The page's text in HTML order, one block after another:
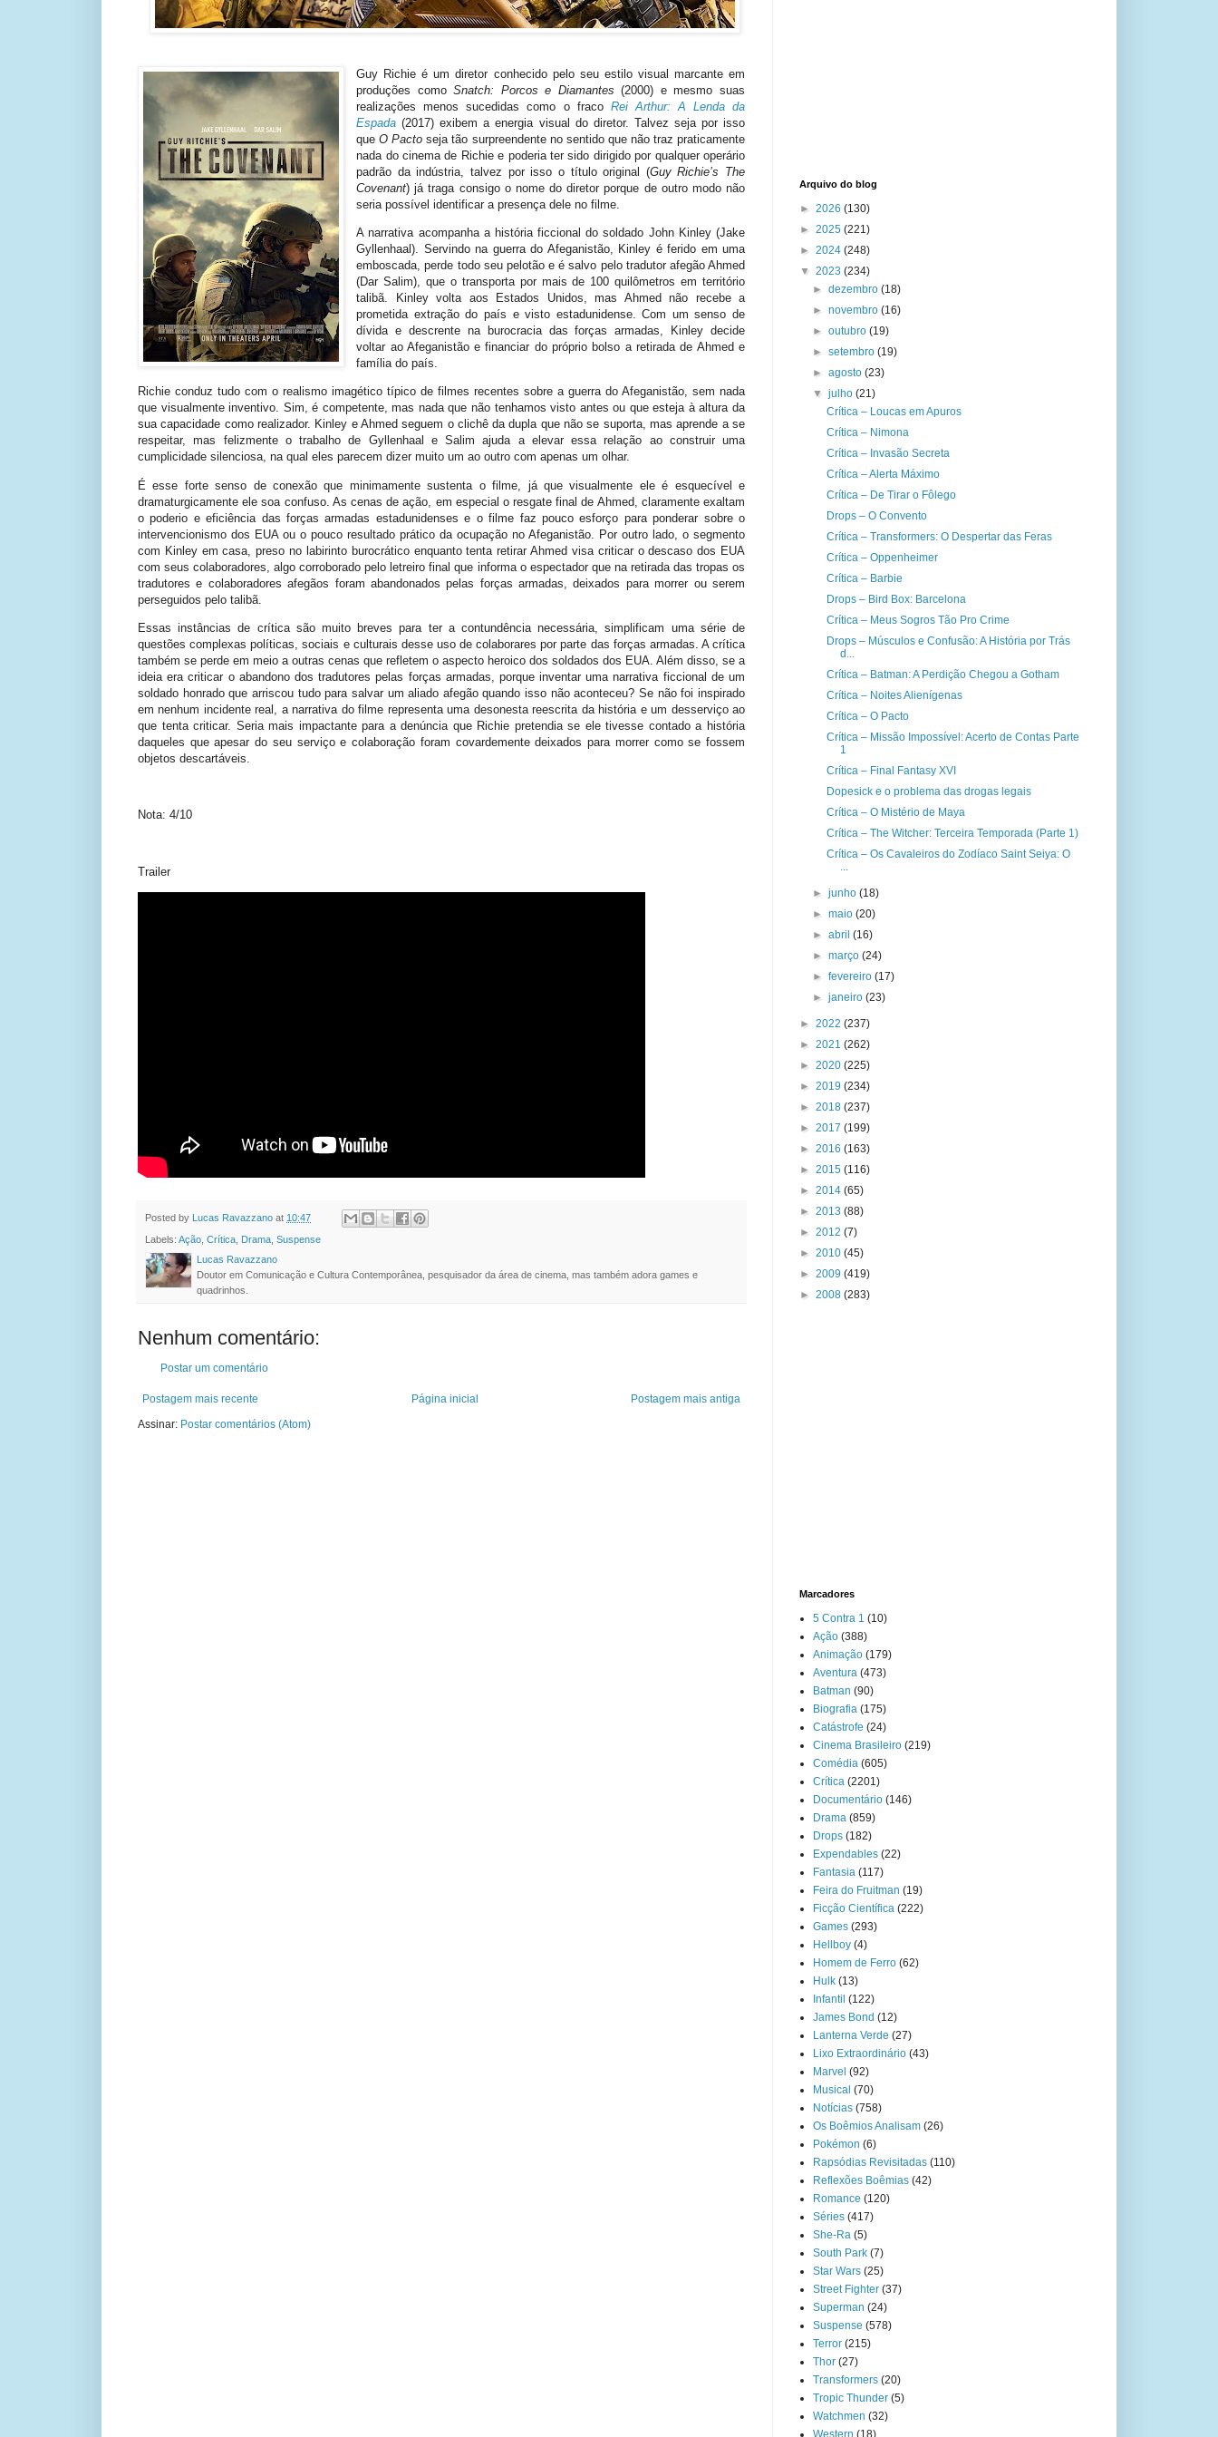
Guy Richie é um diretor conhecido pelo seu estilo visual marcante em
produções comoSnatch: Porcos e Diamantes(2000) e mesmo suas
realizações menos sucedidas como o fraco Rei Arthur: A Lenda da
Espada (2017) exibem a energia visual do diretor. Talvez seja por isso
queO Pactoseja tão surpreendente no sentido que não traz praticamente
nada do cinema de Richie e poderia ter sido dirigido por qualquer operário
padrão da indústria, talvez por isso o título original (Guy Richie’s The
Covenant) já traga consigo o nome do diretor porque de outro modo não
seria possível identificar a presença dele no filme.
A narrativa acompanha a história ficcional do soldado John Kinley (Jake
Gyllenhaal). Servindo na guerra do Afeganistão, Kinley é ferido em uma
emboscada, perde todo seu pelotão e é salvo pelo tradutor afegão Ahmed
(Dar Salim), que o transporta por mais de 100 quilômetros em território
talibã. Kinley volta aos Estados Unidos, mas Ahmed não recebe a
prometida extração do país e visto estadunidense. Com um senso de
dívida e descrente na burocracia das forças armadas, Kinley decide
voltar ao Afeganistão e financiar do próprio bolso a retirada de Ahmed e
família do país.
Richie conduz tudo com o realismo imagético típico de filmes recentes sobre a guerra do Afeganistão, sem nada
que visualmente inventivo. Sim, é competente, mas nada que não tenhamos visto antes ou que esteja à altura da
sua capacidade como realizador. Kinley e Ahmed seguem o clichê da dupla que não se suporta, mas aprende a se
respeitar, mas felizmente o trabalho de Gyllenhaal e Salim ajuda a elevar essa relação ao construir uma
cumplicidade silenciosa, na qual eles parecem dizer muito um ao outro com apenas um olhar.
É esse forte senso de conexão que minimamente sustenta o filme, já que visualmente ele é esquecível e
dramaturgicamente ele soa confuso. As cenas de ação, em especial o resgate final de Ahmed, claramente exaltam
o poderio e eficiência das forças armadas estadunidenses e o filme faz pouco esforço para ponderar sobre o
intervencionismo dos EUA ou o pouco resultado prático da ocupação no Afeganistão. Por outro lado, o segmento
com Kinley em casa, preso no labirinto burocrático enquanto tenta retirar Ahmed visa criticar o descaso dos EUA
com seus colaboradores, algo corroborado pelo letreiro final que informa o espectador que na retirada das tropas os
tradutores e colaboradores afegãos foram abandonados pelas forças armadas, deixados para morrer ou serem
perseguidos pelo talibã.
Essas instâncias de crítica são muito breves para ter a contundência necessária, simplificam uma série de
questões complexas políticas, sociais e culturais desse uso de colaborares por parte das forças armadas. A crítica
também se perde em meio a outras cenas que refletem o aspecto heroico dos soldados dos EUA. Além disso, se a
ideia era criticar o abandono dos tradutores pelas forças armadas, porque inventar uma narrativa ficcional de um
soldado honrado que arriscou tudo para salvar um aliado afegão quando isso não aconteceu? Se não foi inspirado
em nenhum incidente real, a narrativa do filme representa uma desonesta reescrita da história e um desserviço ao
que tenta criticar. Seria mais impactante para a denúncia que Richie pretendia se ele tivesse contado a história
daqueles que apesar do seu serviço e colaboração foram covardemente deixados para morrer como se fossem
objetos descartáveis.
Nota: 4/10
Trailer
Posted by Lucas Ravazzano at 10:47
Labels: Ação Crítica Drama Suspense
Lucas Ravazzano
Doutor em Comunicação e Cultura Contemporânea, pesquisador da área de cinema, mas também adora games e
quadrinhos.
Nenhum comentário:
Postar um comentário
Postagem mais recente Postagem mais antiga
Página inicial
Assinar: Postar comentários (Atom)
Arquivo do blog
► 2026 (130)
► 2025 (221)
► 2024 (248)
▼ 2023 (234)
►dezembro(18)
►novembro(16)
►outubro(19)
►setembro(19)
►agosto(23)
▼julho(21)
Crítica – Loucas em Apuros
Crítica – Nimona
Crítica – Invasão Secreta
Crítica – Alerta Máximo
Crítica – De Tirar o Fôlego
Drops – O Convento
Crítica – Transformers: O Despertar das Feras
Crítica – Oppenheimer
Crítica – Barbie
Drops – Bird Box: Barcelona
Crítica – Meus Sogros Tão Pro Crime
Drops – Músculos e Confusão: A História por Trás
d...
Crítica – Batman: A Perdição Chegou a Gotham
Crítica – Noites Alienígenas
Crítica – O Pacto
Crítica – Missão Impossível: Acerto de Contas Parte
1
Crítica – Final Fantasy XVI
Dopesick e o problema das drogas legais
Crítica – O Mistério de Maya
Crítica – The Witcher: Terceira Temporada (Parte 1)
Crítica – Os Cavaleiros do Zodíaco Saint Seiya: O
...
►junho(18)
►maio(20)
►abril(16)
►março(24)
►fevereiro(17)
►janeiro(23)
► 2022 (237)
► 2021 (262)
► 2020 (225)
► 2019 (234)
► 2018 (237)
► 2017 (199)
► 2016 (163)
► 2015 (116)
► 2014 (65)
► 2013 (88)
► 2012 (7)
► 2010 (45)
► 2009 (419)
► 2008 (283)
Marcadores
5 Contra 1 (10)
Ação (388)
Animação (179)
Aventura (473)
Batman (90)
Biografia (175)
Catástrofe (24)
Cinema Brasileiro (219)
Comédia (605)
Crítica (2201)
Documentário (146)
Drama (859)
Drops (182)
Expendables (22)
Fantasia (117)
Feira do Fruitman (19)
Ficção Científica (222)
Games (293)
Hellboy (4)
Homem de Ferro (62)
Hulk (13)
Infantil (122)
James Bond (12)
Lanterna Verde (27)
Lixo Extraordinário (43)
Marvel (92)
Musical (70)
Notícias (758)
Os Boêmios Analisam (26)
Pokémon (6)
Rapsódias Revisitadas (110)
Reflexões Boêmias (42)
Romance (120)
Séries (417)
She-Ra (5)
South Park (7)
Star Wars (25)
Street Fighter (37)
Superman (24)
Suspense (578)
Terror (215)
Thor (27)
Transformers (20)
Tropic Thunder (5)
Watchmen (32)
Western (18)